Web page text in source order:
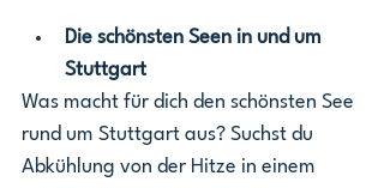
Die schönsten Seen in und um
Stuttgart
Was macht für dich den schönsten See
rund um Stuttgart aus? Suchst du
Abkühlung von der Hitze in einem